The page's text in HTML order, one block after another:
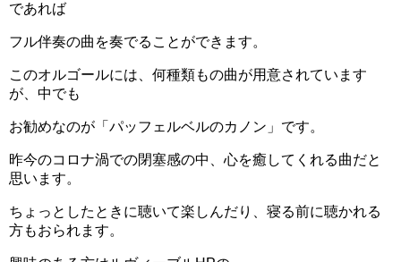
であれば
フル伴奏の曲を奏でることができます。
このオルゴールには、何種類もの曲が用意されています
が、中でも
お勧めなのが「パッフェルベルのカノン」です。
昨今のコロナ渦での閉塞感の中、心を癒してくれる曲だと
思います。
ちょっとしたときに聴いて楽しんだり、寝る前に聴かれる
方もおられます。